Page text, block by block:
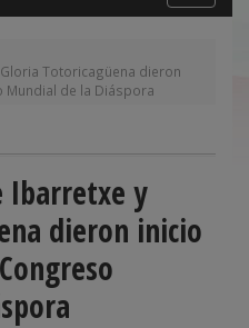
navigation
Totoricagüena dieron
Mundial de la Diáspora
Ibarretxe y
dieron inicio